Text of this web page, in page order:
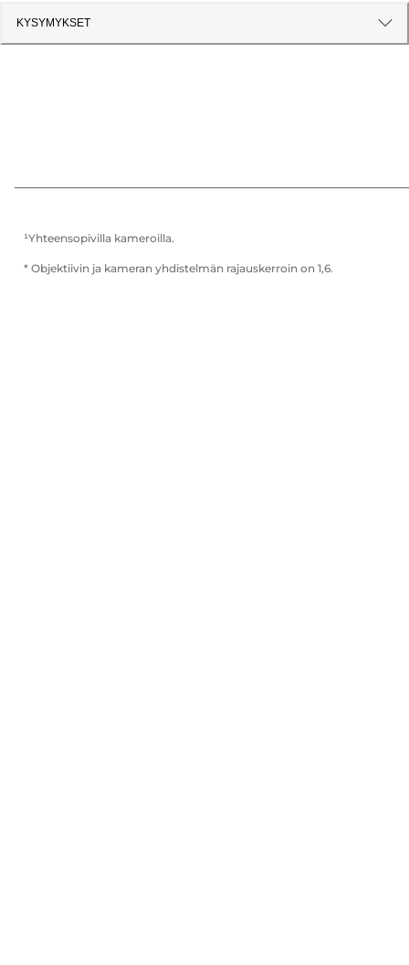
KYSYMYKSET
¹Yhteensopivilla kameroilla.
* Objektiivin ja kameran yhdistelmän rajauskerroin on 1,6.